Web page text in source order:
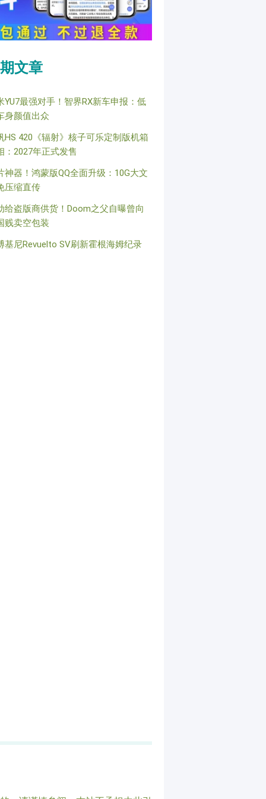
文章
YU7最强对手！智界RX新车申报：低
身颜值出众
HS 420《辐射》核子可乐定制版机箱
：2027年正式发售
神器！鸿蒙版QQ全面升级：10G大文
压缩直传
给盗版商供货！Doom之父自曝曾向
贱卖空包装
基尼Revuelto SV刷新霍根海姆纪录